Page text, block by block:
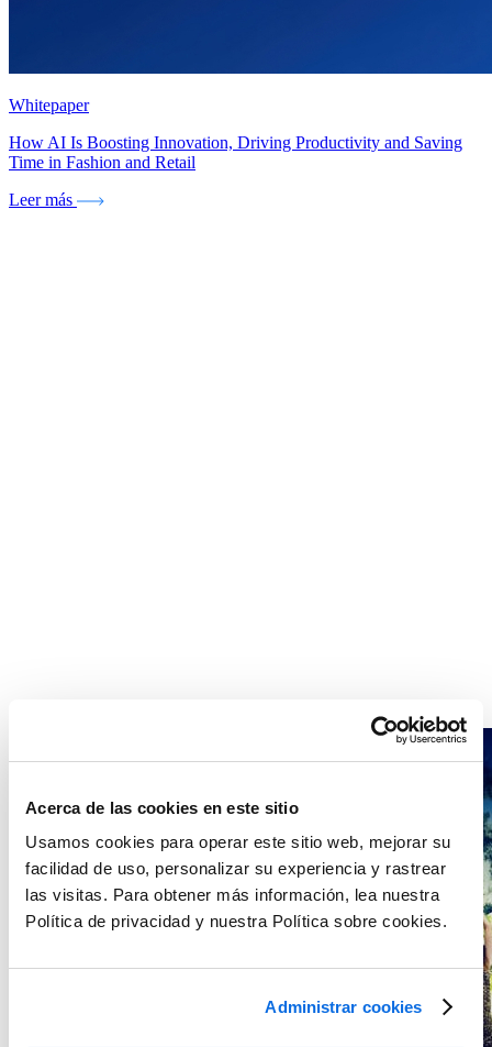
Acerca de las cookies en este sitio
Usamos cookies para operar este sitio web, mejorar su
facilidad de uso, personalizar su experiencia y rastrear
las visitas. Para obtener más información, lea nuestra
Política de privacidad y nuestra Política sobre cookies.
Administrar cookies
Whitepaper
How AI Is Boosting Innovation, Driving Productivity and Saving
Time in Fashion and Retail
Leer más